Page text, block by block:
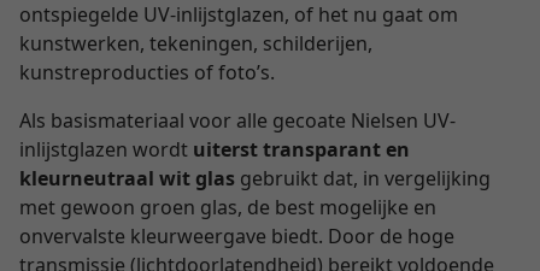
ontspiegelde UV-inlijstglazen, of het nu gaat om
kunstwerken, tekeningen, schilderijen,
kunstreproducties of foto’s.
Als basismateriaal voor alle gecoate Nielsen UV-
inlijstglazen wordt uiterst transparant en
kleurneutraal wit glas gebruikt dat, in vergelijking
met gewoon groen glas, de best mogelijke en
onvervalste kleurweergave biedt. Door de hoge
transmissie (lichtdoorlatendheid) bereikt voldoende